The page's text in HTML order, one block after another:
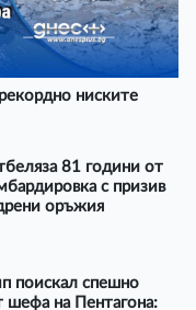
ниските
81 години от
с призив
оръжия
поискал спешно
шефа на Пентагона: